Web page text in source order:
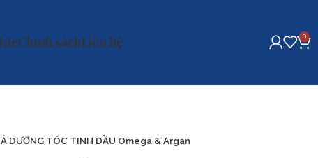
Chính sáchLiên hệ 0
DƯỠNG TÓC TINH DẦU Omega & Argan